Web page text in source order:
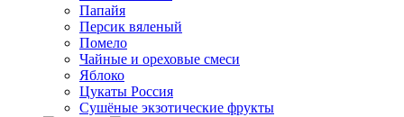
Папайя
Персик вяленый
Помело
Чайные и ореховые смеси
Яблоко
Цукаты Россия
Сушёные экзотические фрукты